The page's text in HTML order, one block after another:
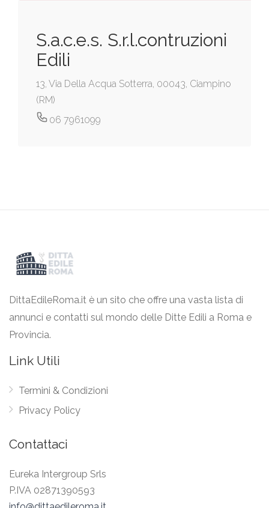
S.a.c.e.s. S.r.l.contruzioni
Edili
13, Via Della Acqua Sotterra, 00043, Ciampino
(RM)
06 7961099
DittaEdileRoma.it è un sito che offre una vasta lista di
annunci e contatti sul mondo delle Ditte Edili a Roma e
Provincia.
Link Utili
Termini & Condizioni
Privacy Policy
Contattaci
Eureka Intergroup Srls
P.IVA 02871390593